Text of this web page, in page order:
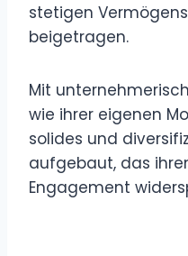
stetigen
beigetragen.
Mit
wie ihrer eigenen
solides und
aufgebaut, das
Engagement